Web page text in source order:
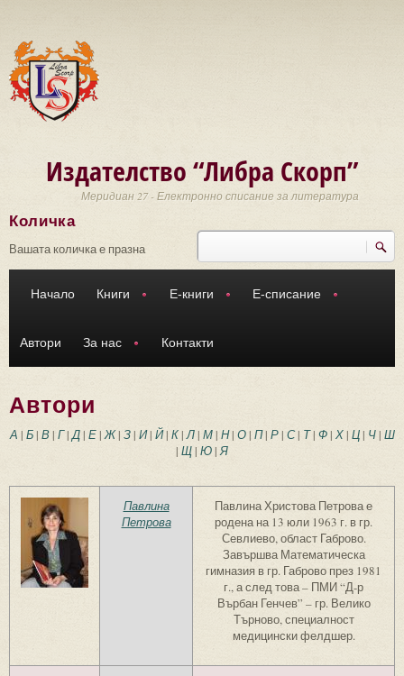
Издателство “Либра Скорп”
Меридиан 27 - Електронно списание за литература
Търси
Количка
Вашата количка е празна
Начало Книги Е-книги Е-списание
Автори За нас Контакти
Автори
А | Б| В| Г|Д| Е|Ж| З| И| Й| К |Л| М | Н| О| П | Р| С| Т| Ф| Х| Ц| Ч| Ш
| Щ | Ю|Я
Павлина
Петрова
Павлина Христова Петрова е
родена на 13 юли 1963 г. в гр.
Севлиево, област Габрово.
Завършва Математическа
гимназия в гр. Габрово през 1981
г., а след това – ПМИ “Д-р
Върбан Генчев” – гр. Велико
Търново, специалност
медицински фелдшер.